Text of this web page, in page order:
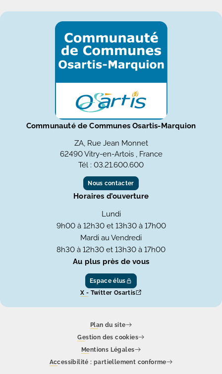
Communauté de Communes Osartis-Marquion
ZA, Rue Jean Monnet
62490 Vitry-en-Artois , France
Tél : 03.21.600.600
Nous contacter
Horaires d’ouverture
Lundi
9h00 à 12h30 et 13h30 à 17h00
Mardi au Vendredi
8h30 à 12h30 et 13h30 à 17h00
Au plus près de vous
Espace élus
X - Twitter Osartis
Plan du site
Gestion des cookies
Mentions Légales
Accessibilité : partiellement conforme